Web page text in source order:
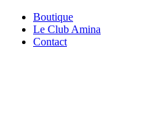
Boutique
Le Club Amina
Contact